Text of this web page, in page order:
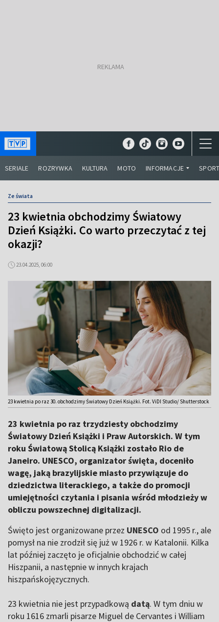
SERIALE ROZRYWKA KULTURA MOTO INFORMACJE
Ze świata
23 kwietnia obchodzimy Światowy
Dzień Książki. Co warto przeczytać z tej
okazji?
23.04.2025, 06:00
23 kwietnia po raz 30. obchodzimy Światowy Dzień Książki. Fot. ViDI Studio/ Shutterstock
23 kwietnia po raz trzydziesty obchodzimy
Światowy Dzień Książki i Praw Autorskich. W tym
roku Światową Stolicą Książki zostało Rio de
Janeiro. UNESCO, organizator święta, doceniło
wagę, jaką brazylijskie miasto przywiązuje do
dziedzictwa literackiego, a także do promocji
umiejętności czytania i pisania wśród młodzieży w
obliczu powszechnej digitalizacji.
Święto jest organizowane przez UNESCO od 1995 r., ale
pomysł na nie zrodził się już w 1926 r. w Katalonii. Kilka
lat później zaczęto je oficjalnie obchodzić w całej
Hiszpanii, a następnie w innych krajach
hiszpańskojęzycznych.
23 kwietnia nie jest przypadkową datą. W tym dniu w
roku 1616 zmarli pisarze Miguel de Cervantes i William